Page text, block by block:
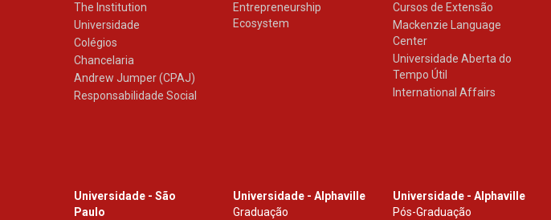
The Institution
Universidade
Colégios
Chancelaria
Andrew Jumper (CPAJ)
Responsabilidade Social
Entrepreneurship
Ecosystem
Cursos de Extensão
Mackenzie Language
Center
Universidade Aberta do
Tempo Útil
International Affairs
Universidade - São
Paulo
Universidade - Alphaville
Graduação
Universidade - Alphaville
Pós-Graduação